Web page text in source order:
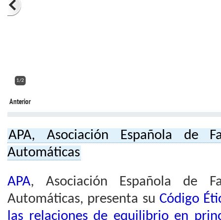
2/2
Anterior
APA, Asociación Española de
Automáticas
APA, Asociación Española de
Automáticas, presenta su Código
las relaciones de equilibrio en